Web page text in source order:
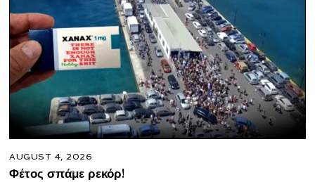
AUGUST 4, 2026
Φέτος σπάμε ρεκόρ!